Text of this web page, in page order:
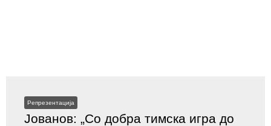
Репрезентација
Јованов: „Со добра тимска игра до